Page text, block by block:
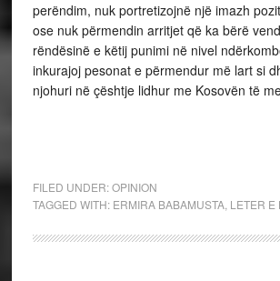
perëndim, nuk portretizojnë një imazh
ose nuk përmendin arritjet që ka bërë
rëndësinë e këtij punimi në nivel
inkurajoj pesonat e përmendur më lart si
njohuri në çështje lidhur me Kosovën të
FILED UNDER:OPINION
TAGGED WITH: ERMIRA BABAMUSTA, LETER E